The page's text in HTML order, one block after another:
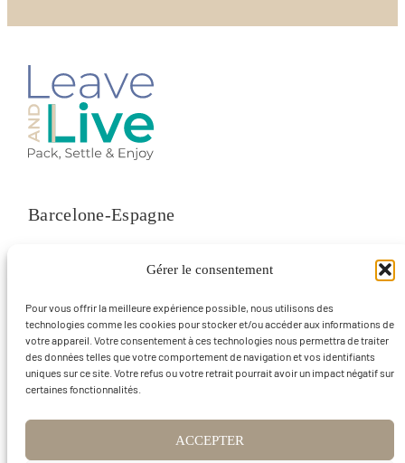
Gérer le consentement
Pour vous offrir la meilleure expérience possible, nous utilisons des
technologies comme les cookies pour stocker et/ou accéder aux informations de
votre appareil. Votre consentement à ces technologies nous permettra de traiter
des données telles que votre comportement de navigation et vos identifiants
uniques sur ce site. Votre refus ou votre retrait pourrait avoir un impact négatif sur
certaines fonctionnalités.
ACCEPTER
Barcelone-Espagne
contact@leaveandlivebcn.com
Avis juridique